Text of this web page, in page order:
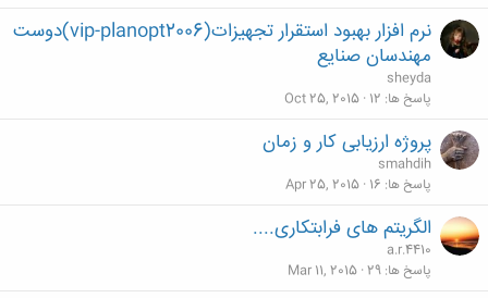
نرم افزار بهبود استقرار تجهیزات(vip-planopt2006)دوست
مهندسان صنایع
sheyda
پاسخ ها 12
Oct 25, 2015
پروژه ارزیابی کار و زمان
smahdih
پاسخ ها 16
Apr 25, 2015
الگریتم های فرابتکاری....
a.r.4410
پاسخ ها 29
Mar 11, 2015